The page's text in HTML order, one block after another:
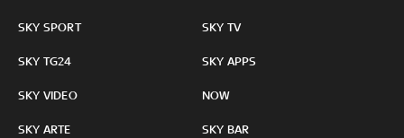
SKY SPORT
SKY TG24
SKY VIDEO
SKY ARTE
SKY TV
SKY APPS
NOW
SKY BAR